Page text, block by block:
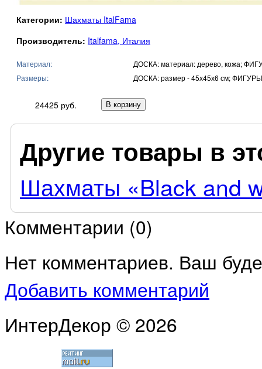
Категории: Шахматы ItalFama
Производитель: Italfama, Италия
Материал:
ДОСКА: материал: дерево, кожа;
Размеры:
ДОСКА: размер - 45х45х6 см;
24425 руб.
Другие товары в
Шахматы «Black and
Комментарии (0)
Нет комментариев. Ваш
Добавить комментарий
ИнтерДекор © 2026